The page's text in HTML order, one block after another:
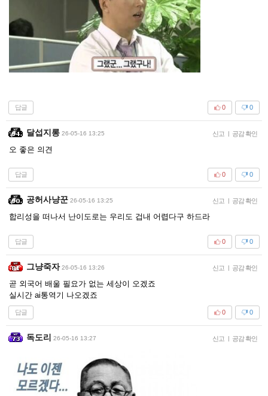
답글 0
0
달섭지롱 26-05-16 13:25 신고 | 공감 확인
오 좋은 의견
답글 0
0
공허사냥꾼 26-05-16 13:25 신고 | 공감 확인
합리성을 떠나서 난이도로는 우리도 겁내 어렵다구 하드라
답글 0
0
그냥죽자 26-05-16 13:26 신고 | 공감 확인
곧 외국어 배울 필요가 없는 세상이 오겠죠
실시간 ai통역기 나오겠죠
답글 0
0
독도리 26-05-16 13:27 신고 | 공감 확인